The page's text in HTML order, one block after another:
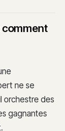
comment
ne se
orchestre des
gagnantes